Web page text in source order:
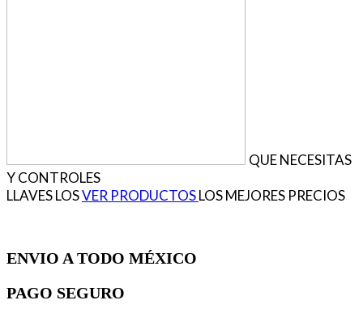
QUE NECESITAS
YCONTROLES
LLAVESLOSVER PRODUCTOSLOS MEJORES PRECIOS
ENVIO A TODO MÉXICO
PAGO SEGURO